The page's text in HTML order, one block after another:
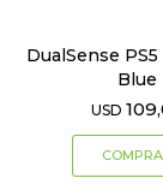
DualSense
Blue
USD